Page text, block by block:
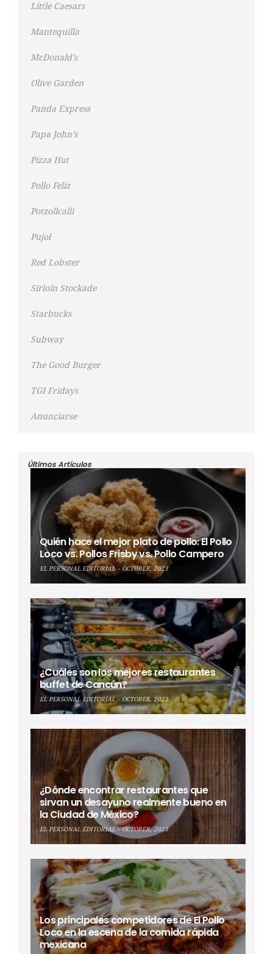
Little Caesars
Mantequilla
McDonald’s
Olive Garden
Panda Express
Papa John’s
Pizza Hut
Pollo Feliz
Potzollcalli
Pujol
Red Lobster
Sirloin Stockade
Starbucks
Subway
The Good Burger
TGI Fridays
Anunciarse
Últimos Artículos
Quién hace el mejor plato de pollo: El Pollo
Loco vs. Pollos Frisby vs. Pollo Campero
EL PERSONAL EDITORIAL OCTOBER, 2023
¿Cuáles son los mejores restaurantes
buffet de Cancún?
EL PERSONAL EDITORIAL OCTOBER, 2023
¿Dónde encontrar restaurantes que
sirvan un desayuno realmente bueno en
la Ciudad de México?
EL PERSONAL EDITORIAL OCTOBER, 2023
Los principales competidores de El Pollo
Loco en la escena de la comida rápida
mexicana